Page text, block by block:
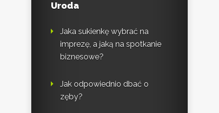
Uroda
Jaka sukienkę wybrać na
imprezę, a jaką na spotkanie
biznesowe?
Jak odpowiednio dbać o
zęby?